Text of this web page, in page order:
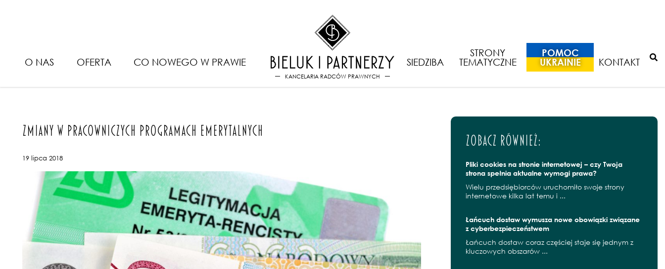
O NAS OFERTA CO NOWEGO W PRAWIE
KANCELARIA RADCÓW PRAWNYCH
SIEDZIBA
STRONY
TEMATYCZNE
POMOC
UKRAINIE
KONTAKT
ZMIANY W PRACOWNICZYCH PROGRAMACH EMERYTALNYCH
19 lipca 2018
Zobacz również:
Pliki cookies na stronie internetowej – czy Twoja
strona spełnia aktualne wymogi prawa?
Wielu przedsiębiorców uruchomiło swoje strony
internetowe kilka lat temu i ...
Łańcuch dostaw wymusza nowe obowiązki związane
z cyberbezpieczeństwem
Łańcuch dostaw coraz częściej staje się jednym z
kluczowych obszarów ...